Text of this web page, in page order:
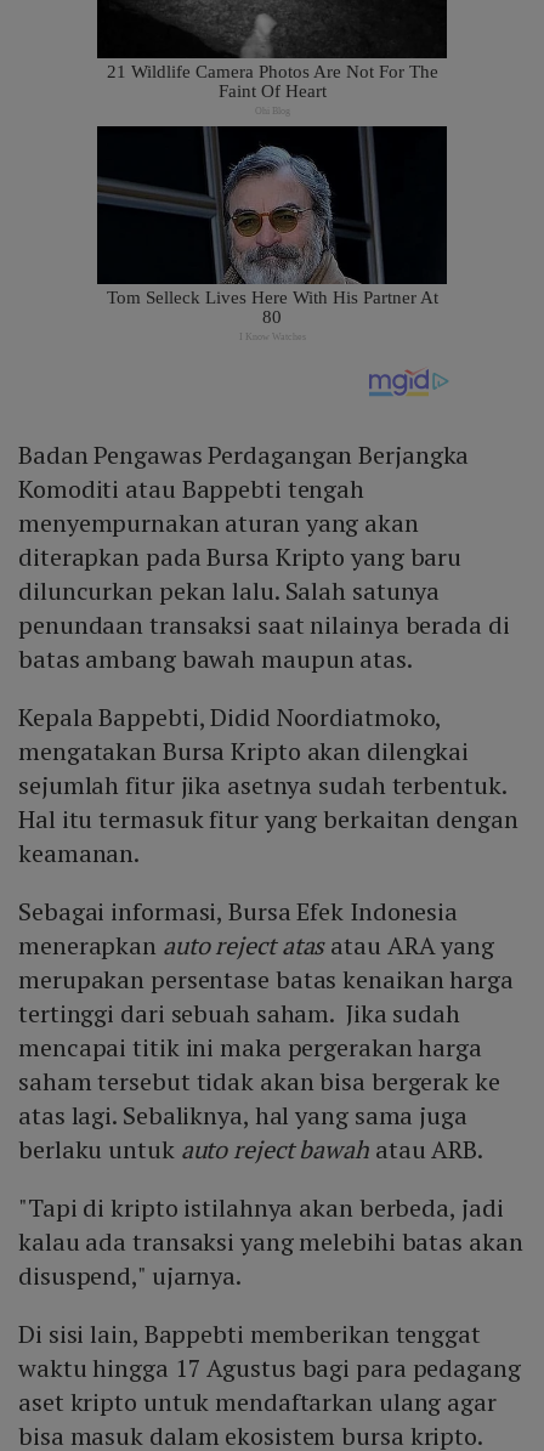
Badan Pengawas Perdagangan Berjangka
Komoditi atau Bappebti tengah
menyempurnakan aturan yang akan
diterapkan pada Bursa Kripto yang baru
diluncurkan pekan lalu. Salah satunya
penundaan transaksi saat nilainya berada di
batas ambang bawah maupun atas.
Kepala Bappebti, Didid Noordiatmoko,
mengatakan Bursa Kripto akan dilengkai
sejumlah fitur jika asetnya sudah terbentuk.
Hal itu termasuk fitur yang berkaitan dengan
keamanan.
Sebagai informasi, Bursa Efek Indonesia
menerapkan auto reject atasatau ARA yang
merupakan persentase batas kenaikan harga
tertinggi dari sebuah saham. Jika sudah
mencapai titik ini maka pergerakan harga
saham tersebut tidak akan bisa bergerak ke
atas lagi. Sebaliknya, hal yang sama juga
berlaku untukauto reject bawahatau ARB.
"Tapi di kripto istilahnya akan berbeda, jadi
kalau ada transaksi yang melebihi batas akan
disuspend," ujarnya.
Di sisi lain, Bappebti memberikan tenggat
waktu hingga 17 Agustus bagi para pedagang
aset kripto untuk mendaftarkan ulang agar
bisa masuk dalam ekosistem bursa kripto.